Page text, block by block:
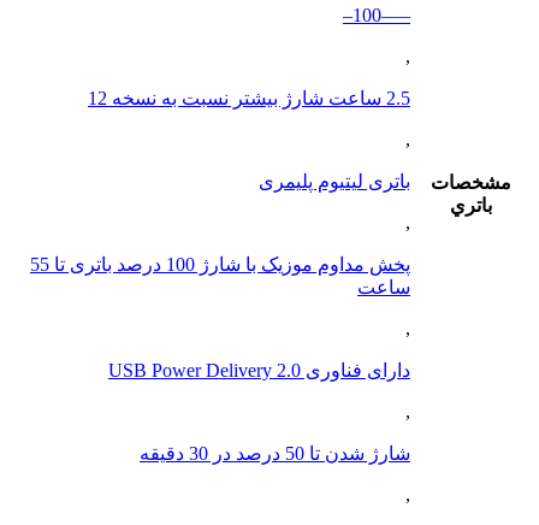
مشخصات
باتري
—–100–
,
2.5 ساعت شارژ بیشتر نسبت به نسخه 12
,
باتری لیتیوم پلیمری
,
پخش مداوم موزیک با شارژ 100 درصد باتری تا 55
ساعت
,
دارای فناوری USB Power Delivery 2.0
,
شارژ شدن تا 50 درصد در 30 دقیقه
,